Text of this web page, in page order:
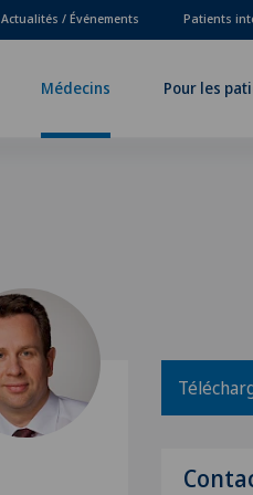
Actualités / Événements Patients
Médecins Pour les